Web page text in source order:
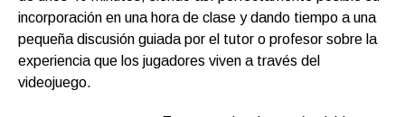
incorporación en una hora de clase y dando tiempo a una
pequeña discusión guiada por el tutor o profesor sobre la
experiencia que los jugadores viven a través del
videojuego.